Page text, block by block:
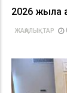
2026 жылға
ЖАҢАЛЫҚТАР